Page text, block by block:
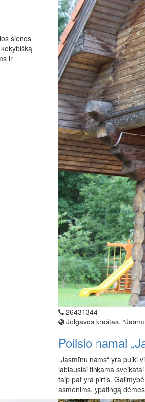
sienos
ir
26431344
Jelgavos kraštas,
Poilsio namai
„Jasmīnu nams“ yra puiki
labiausiai tinkama
taip pat yra pirtis.
asmenims, ypatingą